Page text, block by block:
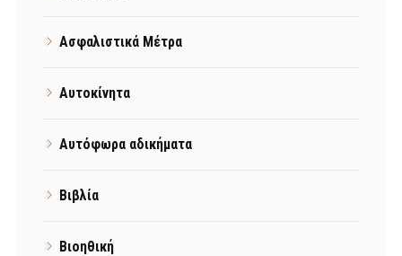
Ασφαλιστικά Μέτρα
Αυτοκίνητα
Αυτόφωρα αδικήματα
Βιβλία
Βιοηθική